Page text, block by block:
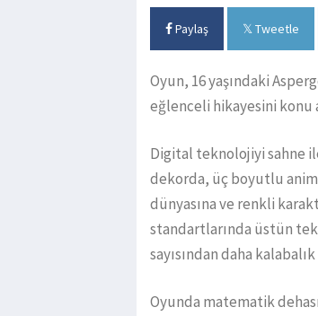
Paylaş Tweetle
Oyun, 16 yaşındaki
eğlenceli hikayesini konu
Digital teknolojiyi sahne
dekorda, üç boyutlu
dünyasına ve renkli
standartlarında üstün
sayısından daha
Oyunda matematik